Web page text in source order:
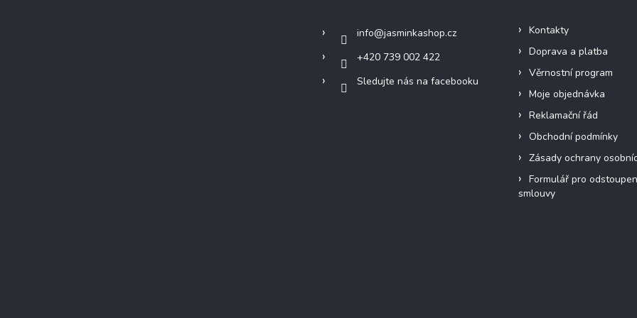
info@jasminkashop.cz
+420 739 002 422
Sledujte nás na facebooku
Kontakty
Doprava a platba
Věrnostní program
Moje objednávka
Reklamační řád
Obchodní podmínky
Zásady ochrany
Formulář pro
smlouvy